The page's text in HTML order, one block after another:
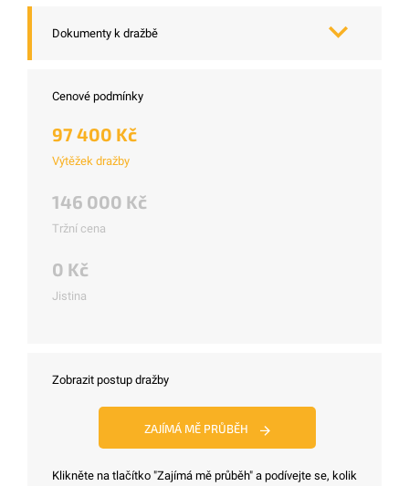
Dokumenty k dražbě
Cenové podmínky
97 400 Kč
Výtěžek dražby
146 000 Kč
Tržní cena
0 Kč
Jistina
Zobrazit postup dražby
ZAJÍMÁ MĚ PRŮBĚH
Klikněte na tlačítko "Zajímá mě průběh" a podívejte se, kolik